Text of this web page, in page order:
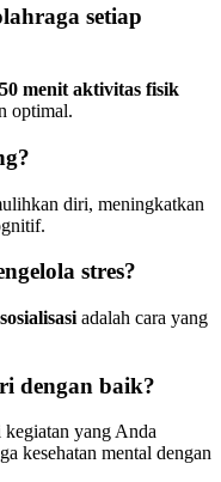
setiap
menit aktivitas fisik
optimal.
diri, meningkatkan
stres?
adalah cara yang
dengan baik?
yang Anda
kesehatan mental dengan